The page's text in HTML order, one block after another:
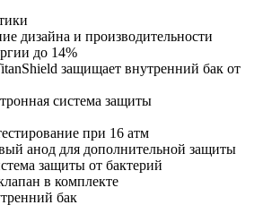
дизайна и производительности
до 14%
защищает внутренний бак от
система защиты
при 16 атм
анод для дополнительной защиты
защиты от бактерий
в комплекте
бак